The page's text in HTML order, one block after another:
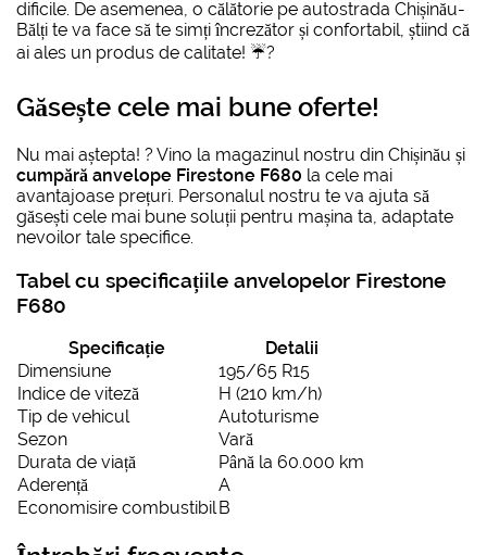
dificile. De asemenea, o călătorie pe autostrada Chișinău-
Bălți te va face să te simți încrezător și confortabil, știind că
ai ales un produs de calitate! ☔?
Găsește cele mai bune oferte!
Nu mai aștepta! ? Vino la magazinul nostru din Chișinău și
cumpără anvelope Firestone F680 la cele mai
avantajoase prețuri. Personalul nostru te va ajuta să
găsești cele mai bune soluții pentru mașina ta, adaptate
nevoilor tale specifice.
Tabel cu specificațiile anvelopelor Firestone
F680
Specificație
Detalii
Dimensiune
195/65 R15
Indice de viteză
H (210 km/h)
Tip de vehicul
Autoturisme
Sezon
Vară
Durata de viață
Până la 60.000 km
Aderență
A
Economisire combustibil B